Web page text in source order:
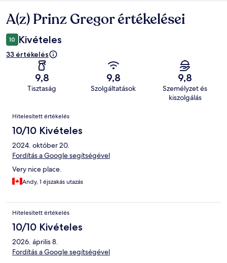
Értékelések
A(z) Prinz Gregor értékelései
10 Kivételes
33 értékelés
9,8
Tisztaság
9,8
Szolgáltatások
9,8
Személyzet és
kiszolgálás
Értékelések
Hitelesített értékelés
10/10 Kivételes
2024. október 20.
Fordítás a Google segítségével
Very nice place.
Andy, 1 éjszakás utazás
Hitelesített értékelés
10/10 Kivételes
2026. április 8.
Fordítás a Google segítségével